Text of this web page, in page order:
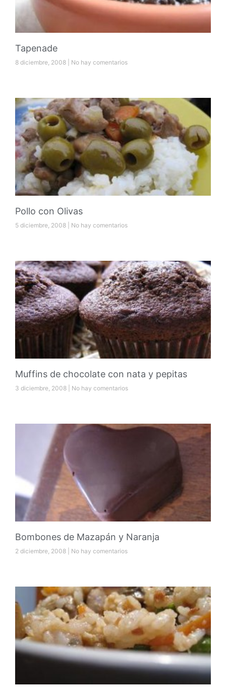
Tapenade
8 diciembre, 2008 No hay comentarios
Pollo con Olivas
5 diciembre, 2008 No hay comentarios
Muffins de chocolate con nata y pepitas
3 diciembre, 2008 No hay comentarios
Bombones de Mazapán y Naranja
2 diciembre, 2008 No hay comentarios